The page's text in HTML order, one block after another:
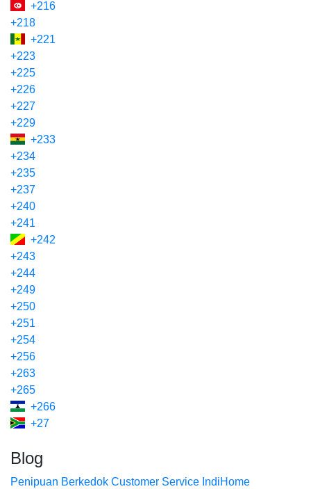
+216
+218
+221
+223
+225
+226
+227
+229
+233
+234
+235
+237
+240
+241
+242
+243
+244
+249
+250
+251
+254
+256
+263
+265
+266
+27
Blog
Penipuan Berkedok Customer Service IndiHome